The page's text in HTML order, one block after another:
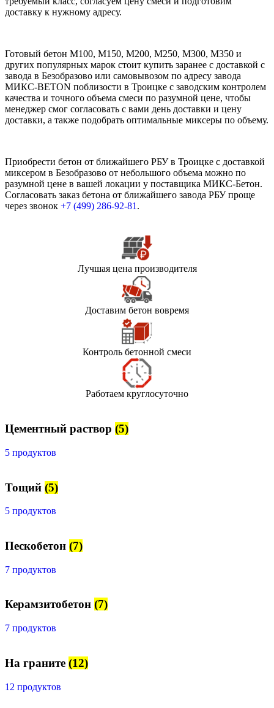
доставку к нужному адресу.
Готовый бетон М100, М150, М200, М250, М300, М350 и
других популярных марок стоит купить заранее с доставкой с
завода в Безобразово или самовывозом по адресу завода
МИКС-BETON поблизости в Троицке с заводским контролем
качества и точного объема смеси по разумной цене, чтобы
менеджер смог согласовать с вами день доставки и цену
доставки, а также подобрать оптимальные миксеры по объему.
Приобрести бетон от ближайшего РБУ в Троицке с доставкой
миксером в Безобразово от небольшого объема можно по
разумной цене в вашей локации у поставщика МИКС-Бетон.
Согласовать заказ бетона от ближайшего завода РБУ проще
через звонок +7 (499) 286-92-81 .
Лучшая цена производителя
Доставим бетон вовремя
Контроль бетонной смеси
Работаем круглосуточно
Цементный раствор (5)
5 продуктов
Тощий (5)
5 продуктов
Пескобетон (7)
7 продуктов
Керамзитобетон (7)
7 продуктов
На граните (12)
12 продуктов